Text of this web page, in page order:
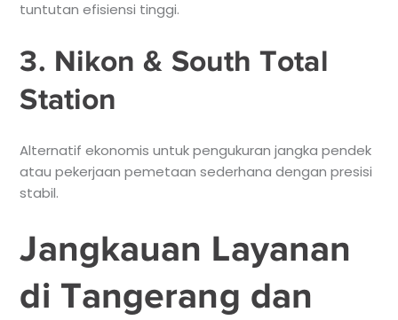
tuntutan efisiensi tinggi.
3. Nikon & South Total
Station
Alternatif ekonomis untuk pengukuran jangka pendek
atau pekerjaan pemetaan sederhana dengan presisi
stabil.
Jangkauan Layanan
di Tangerang dan